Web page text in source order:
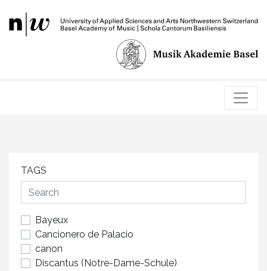
TAGS
Bayeux
Cancionero de Palacio
canon
Discantus (Notre-Dame-Schule)